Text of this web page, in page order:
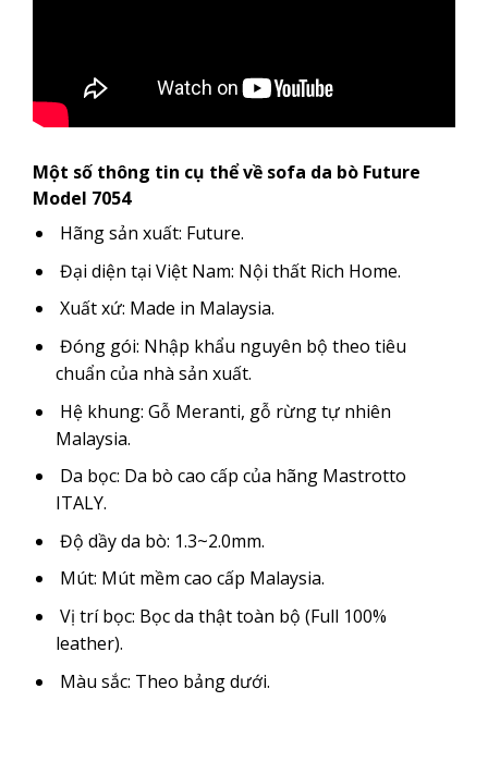
Một số thông tin cụ thể về sofa da bò Future
Model 7054
Hãng sản xuất: Future.
Đại diện tại Việt Nam: Nội thất Rich Home.
Xuất xứ: Made in Malaysia.
Đóng gói: Nhập khẩu nguyên bộ theo tiêu
chuẩn của nhà sản xuất.
Hệ khung: Gỗ Meranti, gỗ rừng tự nhiên
Malaysia.
Da bọc: Da bò cao cấp của hãng Mastrotto
ITALY.
Độ dầy da bò: 1.3~2.0mm.
Mút: Mút mềm cao cấp Malaysia.
Vị trí bọc: Bọc da thật toàn bộ (Full 100%
leather).
Màu sắc: Theo bảng dưới.